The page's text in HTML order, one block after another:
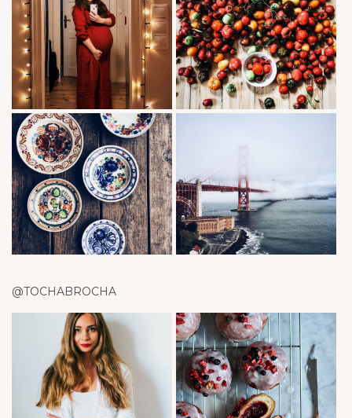
@TOCHABROCHA